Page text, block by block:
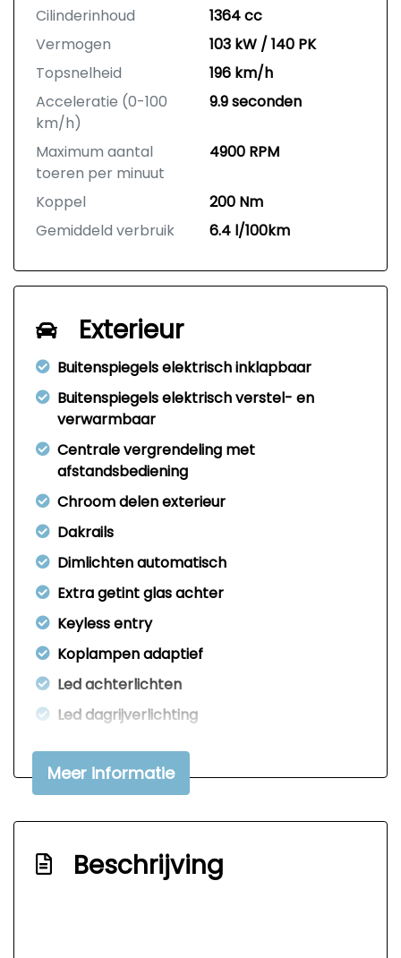
Cilinderinhoud
1364 cc
Vermogen
103 kW / 140 PK
Topsnelheid
196 km/h
Acceleratie (0-100
km/h)
9.9 seconden
Maximum aantal
toeren per minuut
4900 RPM
Koppel
200 Nm
Gemiddeld verbruik
6.4 l/100km
Exterieur
Buitenspiegels elektrisch inklapbaar
Buitenspiegels elektrisch verstel- en
verwarmbaar
Centrale vergrendeling met
afstandsbediening
Chroom delen exterieur
Dakrails
Dimlichten automatisch
Extra getint glas achter
Keyless entry
Koplampen adaptief
Led achterlichten
Led dagrijverlichting
Mistlampen voor
Sportvelgen
Meer informatie
Beschrijving